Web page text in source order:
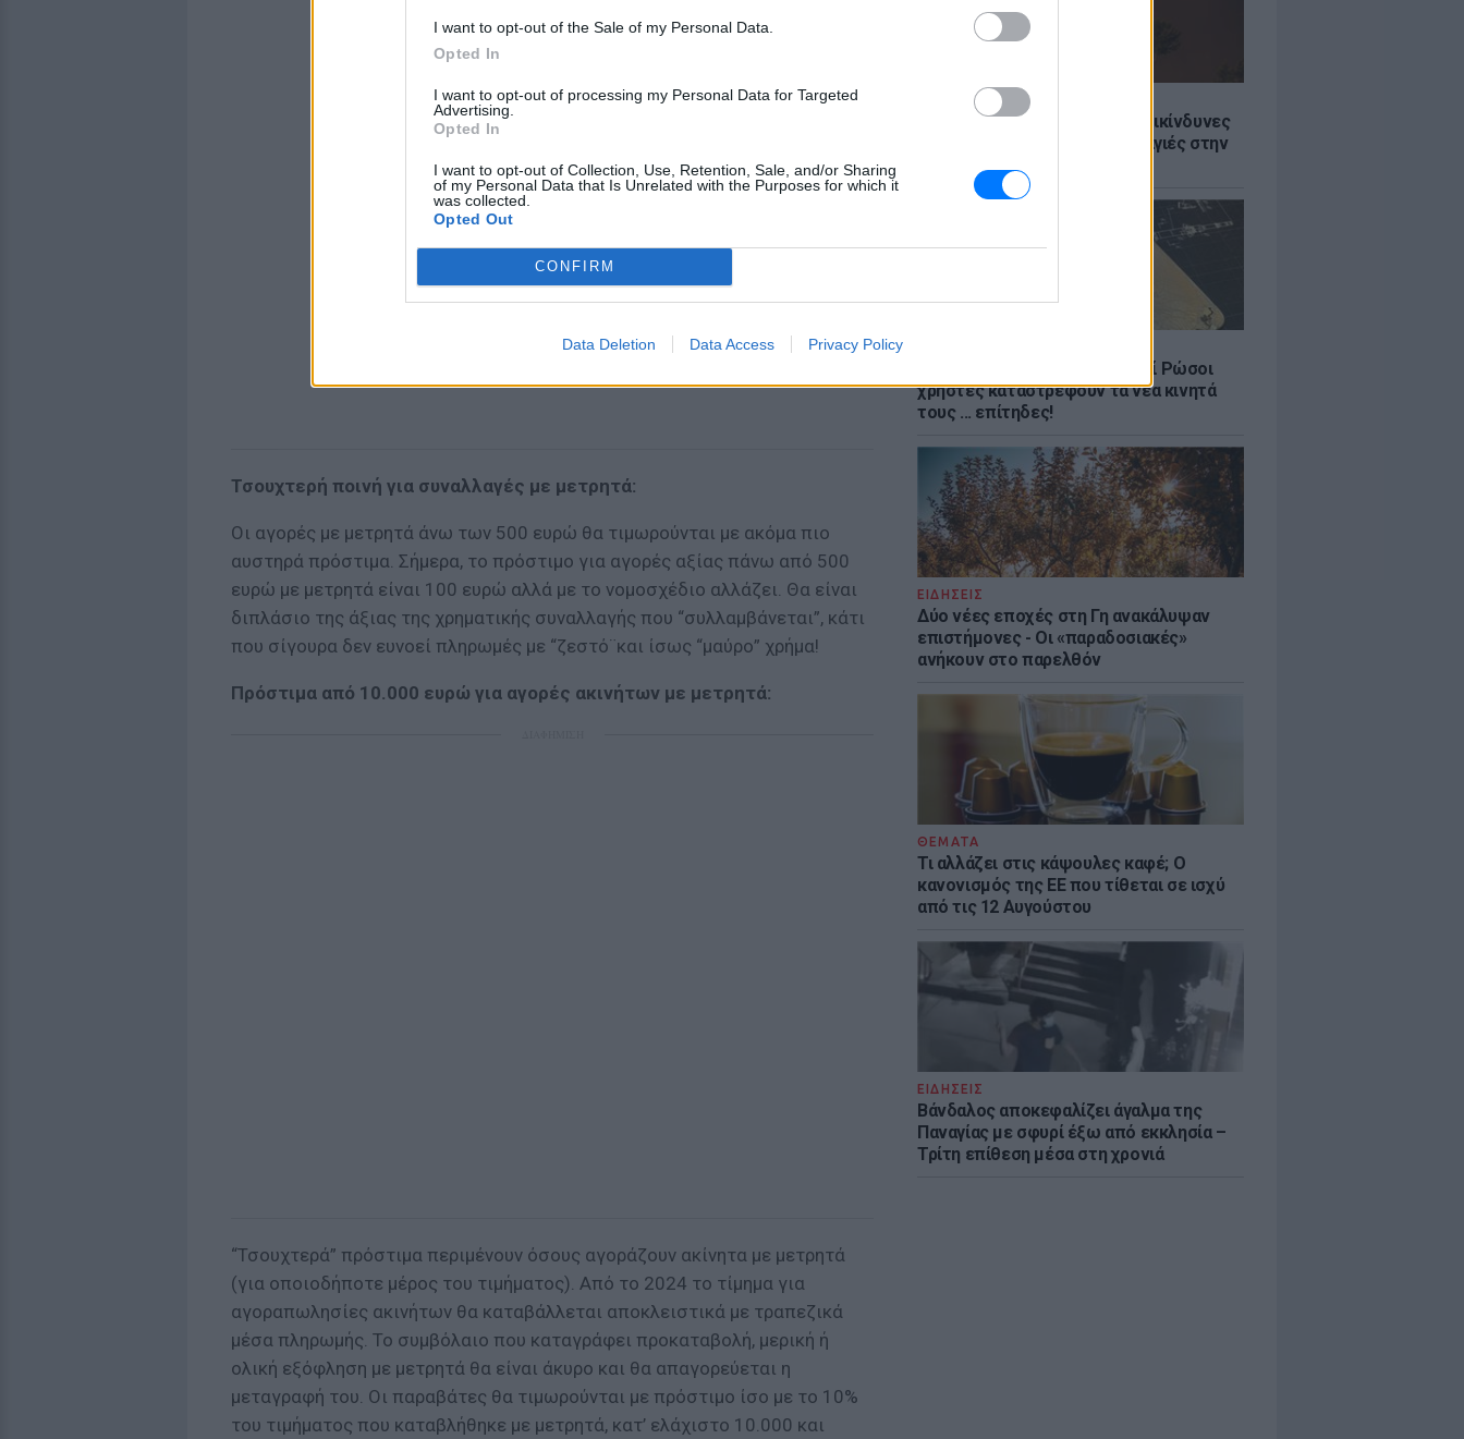
I want to opt-out of the Sale of my Personal Data.
Opted In
I want to opt-out of processing my Personal Data for Targeted
Advertising.
Opted In
I want to opt-out of Collection, Use, Retention, Sale, and/or Sharing
of my Personal Data that Is Unrelated with the Purposes for which it
was collected.
Opted Out
CONFIRM
Data Deletion Data Access Privacy Policy
ΕΙΔΗΣΕΙΣ
Meteo: Ποιες είναι οι 6 πιο επικίνδυνες
εβδομάδες για δασικές πυρκαγιές στην
iPhone 17 στα σκουπίδια: Γιατί Ρώσοι
χρήστες καταστρέφουν τα νέα κινητά
τους ... επίτηδες!
ΕΙΔΗΣΕΙΣ
Δύο νέες εποχές στη Γη ανακάλυψαν
επιστήμονες - Oι «παραδοσιακές»
ανήκουν στο παρελθόν
ΘΕΜΑΤΑ
Τι αλλάζει στις κάψουλες καφέ; Ο
κανονισμός της ΕΕ που τίθεται σε ισχύ
από τις 12 Αυγούστου
ΕΙΔΗΣΕΙΣ
Βάνδαλος αποκεφαλίζει άγαλμα της
Παναγίας με σφυρί έξω από εκκλησία –
Τρίτη επίθεση μέσα στη χρονιά
Τσουχτερή ποινή για συναλλαγές με μετρητά:
Οι αγορές με μετρητά άνω των 500 ευρώ θα τιμωρούνται με ακόμα πιο
αυστηρά πρόστιμα. Σήμερα, το πρόστιμο για αγορές αξίας πάνω από 500
ευρώ με μετρητά είναι 100 ευρώ αλλά με το νομοσχέδιο αλλάζει. Θα είναι
διπλάσιο της άξιας της χρηματικής συναλλαγής που “συλλαμβάνεται”, κάτι
που σίγουρα δεν ευνοεί πληρωμές με “ζεστό¨και ίσως “μαύρο” χρήμα!
Πρόστιμα από 10.000 ευρώ για αγορές ακινήτων με μετρητά:
“Τσουχτερά” πρόστιμα περιμένουν όσους αγοράζουν ακίνητα με μετρητά
(για οποιοδήποτε μέρος του τιμήματος). Από το 2024 το τίμημα για
αγοραπωλησίες ακινήτων θα καταβάλλεται αποκλειστικά με τραπεζικά
μέσα πληρωμής. Το συμβόλαιο που καταγράφει προκαταβολή, μερική ή
ολική εξόφληση με μετρητά θα είναι άκυρο και θα απαγορεύεται η
μεταγραφή του. Οι παραβάτες θα τιμωρούνται με πρόστιμο ίσο με το 10%
του τιμήματος που καταβλήθηκε με μετρητά, κατ’ ελάχιστο 10.000 και